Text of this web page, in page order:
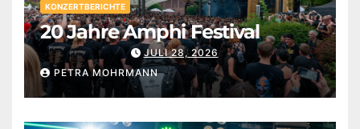
KONZERTBERICHTE
20 Jahre Amphi Festival
JULI 28, 2026
PETRA MOHRMANN